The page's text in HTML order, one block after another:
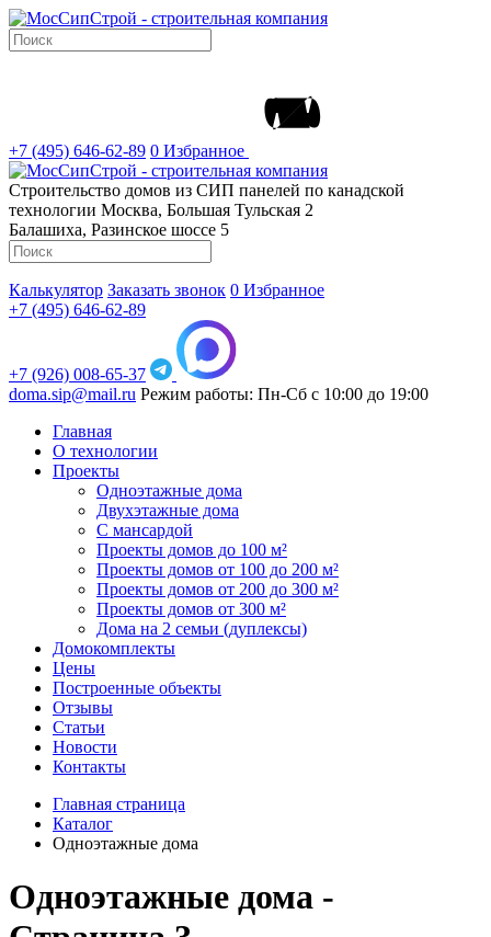
+7 (495) 646-62-89 0 Избранное
Строительство домов из СИП панелей по канадской
технологии Москва, Большая Тульская 2
Балашиха, Разинское шоссе 5
Калькулятор Заказать звонок 0 Избранное
+7 (495) 646-62-89
+7 (926) 008-65-37
doma.sip@mail.ru Режим работы: Пн-Сб с 10:00 до 19:00
Главная
О технологии
Проекты
Одноэтажные дома
Двухэтажные дома
С мансардой
Проекты домов до 100 м²
Проекты домов от 100 до 200 м²
Проекты домов от 200 до 300 м²
Проекты домов от 300 м²
Дома на 2 семьи (дуплексы)
Домокомплекты
Цены
Построенные объекты
Отзывы
Статьи
Новости
Контакты
Главная страница
Каталог
Одноэтажные дома
Одноэтажные дома -